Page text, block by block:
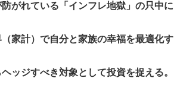
がれている「インフレ地獄」の只中に
家計）で自分と家族の幸福を最適化す
ッジすべき対象として投資を捉える。